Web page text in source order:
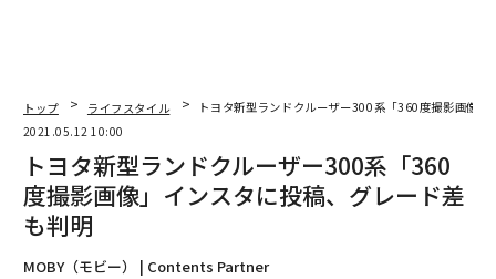
トップ ライフスタイル
トヨタ新型ランドクルーザー300系「360度撮影画像
2021.05.12 10:00
トヨタ新型ランドクルーザー300系「360
度撮影画像」インスタに投稿、グレード差
も判明
MOBY（モビー） | Contents Partner